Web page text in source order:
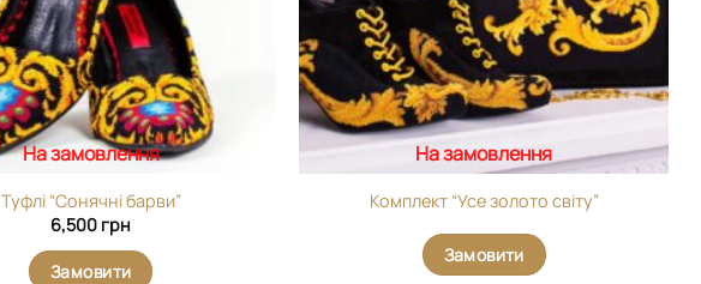
На замовлення
Туфлі “Сонячні барви”
6,500 грн
Замовити
На замовлення
Комплект “Усе золото світу”
Замовити